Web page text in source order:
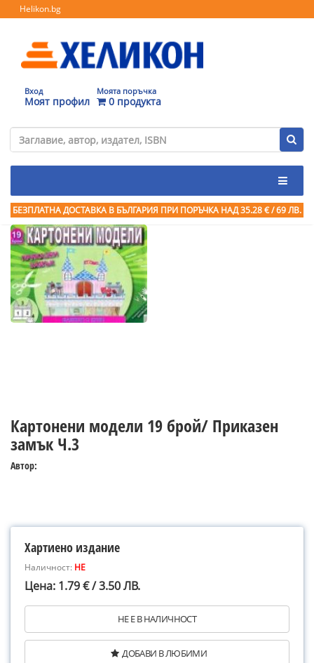
Helikon.bg
Вход
Моят профил
Моята поръчка
0 продукта
БЕЗПЛАТНА ДОСТАВКА В БЪЛГАРИЯ ПРИ ПОРЪЧКА НАД 35.28 € / 69 ЛВ.
Картонени модели 19 брой/ Приказен
замък Ч.3
Автор:
Хартиено издание
Наличност: НЕ
Цена: 1.79 € / 3.50 ЛВ.
НЕ Е В НАЛИЧНОСТ
ДОБАВИ В ЛЮБИМИ